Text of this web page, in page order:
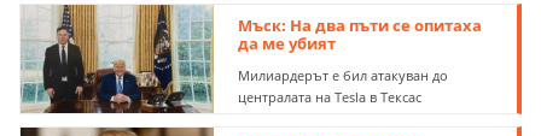
Мъск: На два пъти се опитаха
да ме убият
Милиардерът е бил атакуван до
централата на Tesla в Тексас